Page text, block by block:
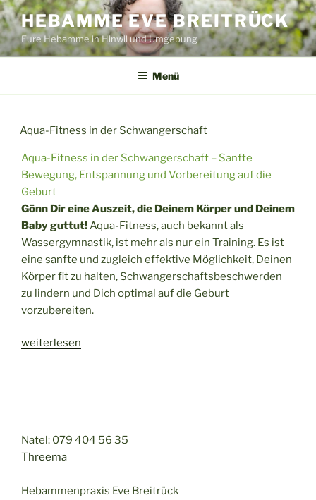
Zum
Inhalt
springen
HEBAMME EVE BREITRÜCK
Eure Hebamme in Hinwil und Umgebung
Menü
Aqua-Fitness in der Schwangerschaft
Aqua-Fitness in der Schwangerschaft – Sanfte
Bewegung, Entspannung und Vorbereitung auf die
Geburt
Gönn Dir eine Auszeit, die Deinem Körper und Deinem
Baby guttut! Aqua-Fitness, auch bekannt als
Wassergymnastik, ist mehr als nur ein Training. Es ist
eine sanfte und zugleich effektive Möglichkeit, Deinen
Körper fit zu halten, Schwangerschaftsbeschwerden
zu lindern und Dich optimal auf die Geburt
vorzubereiten.
„Aqua-
der
weiterlesen
Natel: 079 404 56 35
Threema
Hebammenpraxis Eve Breitrück